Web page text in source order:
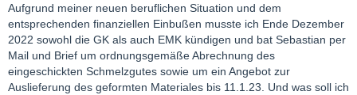
Aufgrund meiner neuen beruflichen Situation und dem
entsprechenden finanziellen Einbußen musste ich Ende Dezember
2022 sowohl die GK als auch EMK kündigen und bat Sebastian per
Mail und Brief um ordnungsgemäße Abrechnung des
eingeschickten Schmelzgutes sowie um ein Angebot zur
Auslieferung des geformten Materiales bis 11.1.23. Und was soll ich